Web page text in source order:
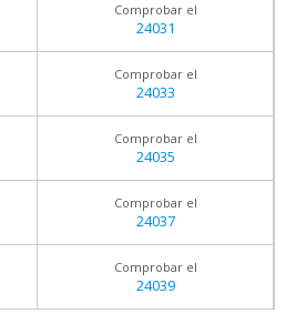
Comprobar el
24031
Comprobar el
24033
Comprobar el
24035
Comprobar el
24037
Comprobar el
24039